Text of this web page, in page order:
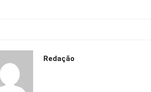
Redação